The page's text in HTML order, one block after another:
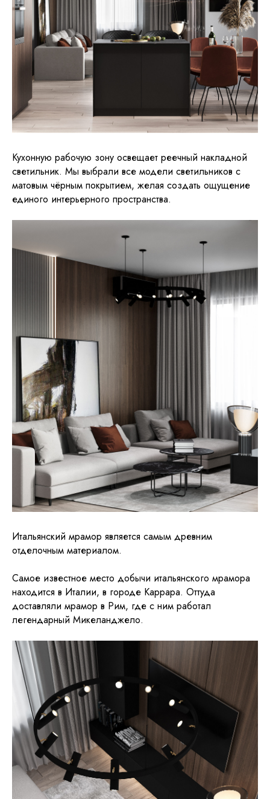
Кухонную рабочую зону освещает реечный накладной
светильник. Мы выбрали все модели светильников с
матовым чёрным покрытием, желая создать ощущение
единого интерьерного пространства.
Итальянский мрамор является самым древним
отделочным материалом.
Самое известное место добычи итальянского мрамора
находится в Италии, в городе Каррара. Оттуда
доставляли мрамор в Рим, где с ним работал
легендарный Микеланджело.